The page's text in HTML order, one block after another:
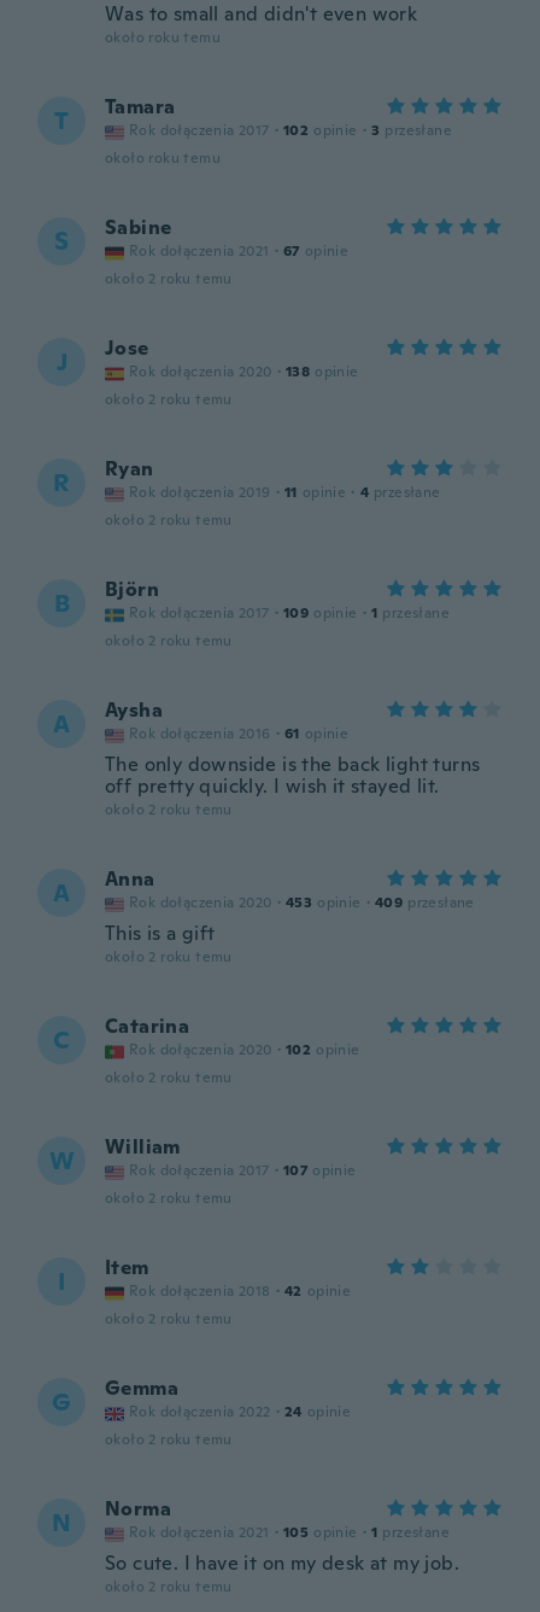
Was to small and didn't even work
około roku temu
T Tamara
Rok dołączenia 2017 · 102 opinie · 3 przesłane
około roku temu
S Sabine
Rok dołączenia 2021 · 67 opinie
około 2 roku temu
J Jose
Rok dołączenia 2020 · 138 opinie
około 2 roku temu
R Ryan
Rok dołączenia 2019 · 11 opinie · 4 przesłane
około 2 roku temu
B Björn
Rok dołączenia 2017 · 109 opinie · 1 przesłane
około 2 roku temu
A Aysha
Rok dołączenia 2016 · 61 opinie
The only downside is the back light turns
off pretty quickly. I wish it stayed lit.
około 2 roku temu
A Anna
Rok dołączenia 2020 · 453 opinie · 409 przesłane
This is a gift
około 2 roku temu
C Catarina
Rok dołączenia 2020 · 102 opinie
około 2 roku temu
W William
Rok dołączenia 2017 · 107 opinie
około 2 roku temu
I Item
Rok dołączenia 2018 · 42 opinie
około 2 roku temu
G Gemma
Rok dołączenia 2022 · 24 opinie
około 2 roku temu
N Norma
Rok dołączenia 2021 · 105 opinie · 1 przesłane
So cute. I have it on my desk at my job.
około 2 roku temu